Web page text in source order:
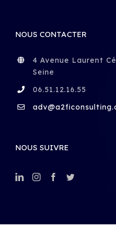
NOUS CONTACTER
4 Avenue Laurent
Seine
06.51.12.16.55
NOUS SUIVRE